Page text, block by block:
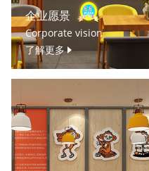
企业愿景
Corporate vision
了解更多